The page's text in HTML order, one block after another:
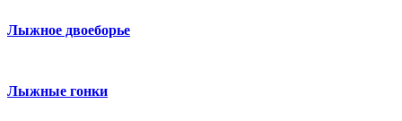
Лыжное двоеборье
Лыжные гонки